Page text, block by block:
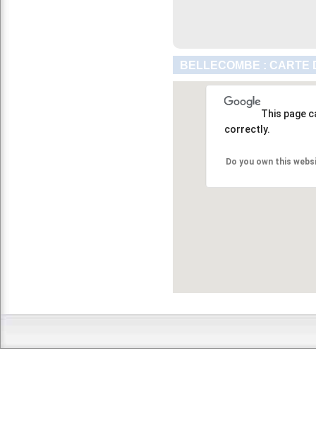
BELLECOMBE : CARTE
This page
correctly.
Do you own this